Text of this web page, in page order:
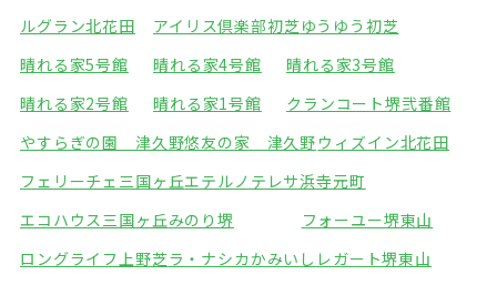
ルグラン北花田 アイリス倶楽部初芝ゆうゆう初芝
晴れる家5号館
晴れる家4号館
晴れる家3号館
晴れる家2号館
晴れる家1号館
クランコート堺弐番館
やすらぎの園 津久野悠友の家 津久野 ウィズイン北花田
フェリーチェ三国ヶ丘エテルノテレサ浜寺元町
エコハウス三国ヶ丘みのり堺
フォーユー堺東山
ロングライフ上野芝ラ・ナシカかみいし レガート堺東山